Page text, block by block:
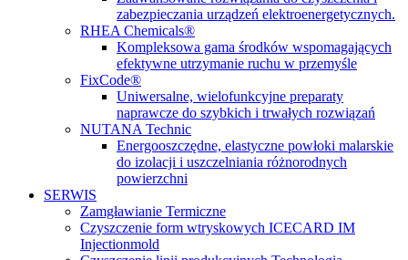
zabezpieczania urządzeń elektroenergetycznych.
RHEA Chemicals®
Kompleksowa gama środków wspomagających
efektywne utrzymanie ruchu w przemyśle
FixCode®
Uniwersalne, wielofunkcyjne preparaty
naprawcze do szybkich i trwałych rozwiązań
NUTANA Technic
Energooszczędne, elastyczne powłoki malarskie
do izolacji i uszczelniania różnorodnych
powierzchni
SERWIS
Zamgławianie Termiczne
Czyszczenie form wtryskowych ICECARD IM
Injectionmold